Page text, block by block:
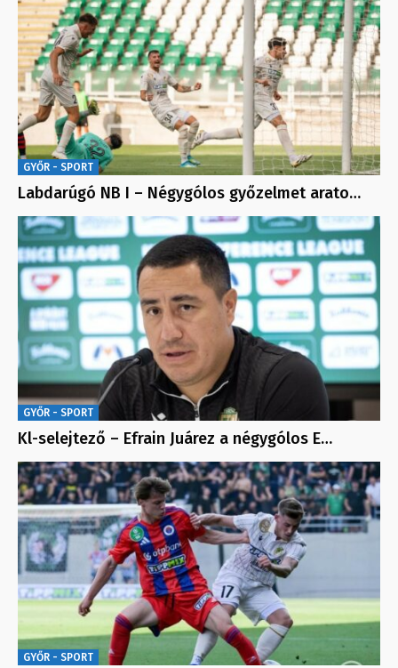
GYŐR - SPORT
Labdarúgó NB I – Négygólos győzelmet arato…
GYŐR - SPORT
Kl-selejtező – Efrain Juárez a négygólos E…
GYŐR - SPORT